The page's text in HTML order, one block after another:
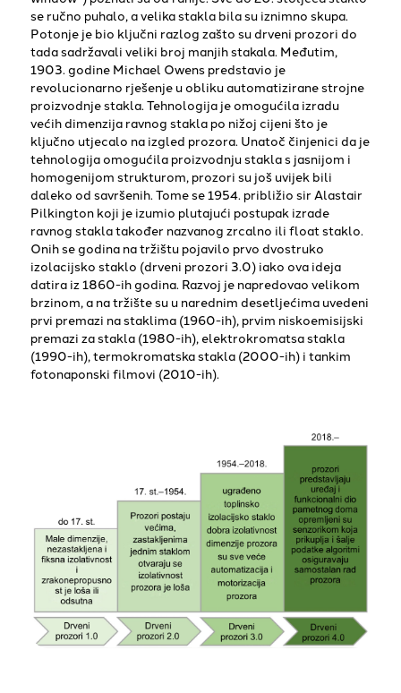
se ručno puhalo, a velika stakla bila su iznimno skupa.
Potonje je bio ključni razlog zašto su drveni prozori do
tada sadržavali veliki broj manjih stakala. Međutim,
1903. godine Michael Owens predstavio je
revolucionarno rješenje u obliku automatizirane strojne
proizvodnje stakla. Tehnologija je omogućila izradu
većih dimenzija ravnog stakla po nižoj cijeni što je
ključno utjecalo na izgled prozora. Unatoč činjenici da je
tehnologija omogućila proizvodnju stakla s jasnijom i
homogenijom strukturom, prozori su još uvijek bili
daleko od savršenih. Tome se 1954. približio sir Alastair
Pilkington koji je izumio plutajući postupak izrade
ravnog stakla također nazvanog zrcalno ili float staklo.
Onih se godina na tržištu pojavilo prvo dvostruko
izolacijsko staklo (drveni prozori 3.0) iako ova ideja
datira iz 1860-ih godina. Razvoj je napredovao velikom
brzinom, a na tržište su u narednim desetljećima uvedeni
prvi premazi na staklima (1960-ih), prvim niskoemisijski
premazi za stakla (1980-ih), elektrokromatsa stakla
(1990-ih), termokromatska stakla (2000-ih) i tankim
fotonaponski filmovi (2010-ih).